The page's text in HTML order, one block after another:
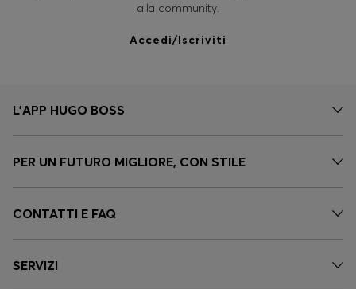
alla community.
Accedi/Iscriviti
L'APP HUGO BOSS
PER UN FUTURO MIGLIORE, CON STILE
CONTATTI E FAQ
SERVIZI